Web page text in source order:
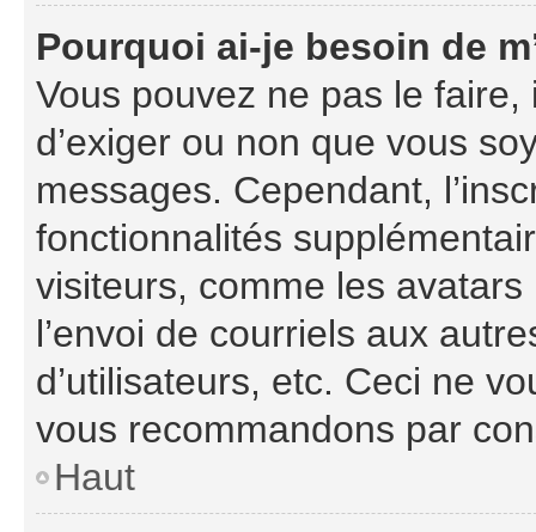
Pourquoi ai-je besoin de
Vous pouvez ne pas le
d’exiger ou non que vous
messages. Cependant,
fonctionnalités
visiteurs, comme les
l’envoi de courriels aux
d’utilisateurs, etc. Ceci ne
vous recommandons par
Haut